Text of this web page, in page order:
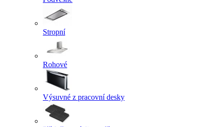
Stropní
Rohové
Výsuvné z pracovní desky